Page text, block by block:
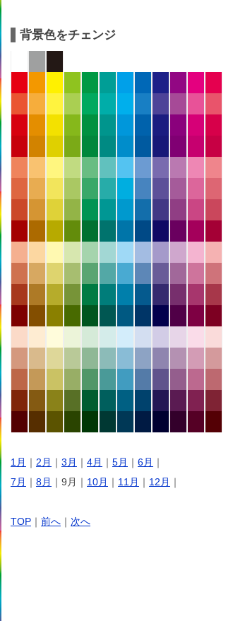
背景色をチェンジ
1月 ｜ 2月 ｜ 3月 ｜ 4月 ｜ 5月 ｜ 6月 ｜
7月 ｜ 8月 ｜9月｜ 10月 ｜ 11月 ｜ 12月 ｜
TOP ｜ 前へ ｜ 次へ